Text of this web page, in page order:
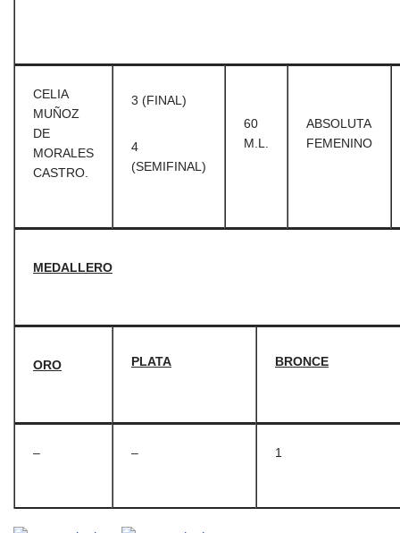
CELIA
MUÑOZ
DE
MORALES
CASTRO.
3 (FINAL)
4
(SEMIFINAL)
60
M.L.
ABSOLUTA
FEMENINO
MEDALLERO
ORO PLATA BRONCE
– – 1